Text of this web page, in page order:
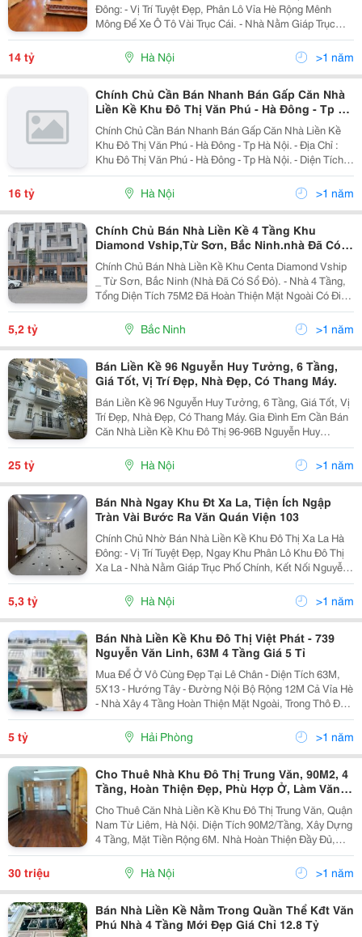
Đông: - Vị Trí Tuyệt Đẹp, Phân Lô Vỉa Hè Rộng Mênh
Mông Để Xe Ô Tô Vài Trục Cái. - Nhà Nằm Giáp Trục
Phố Chính, Kết Nối Nguyễn Xiển - Xa La - Khu Đô Thị
Thanh Hà Cenco 5. - Tiềm Năng Tăng Giá Cực...
14 tỷ Hà Nội >1 năm
Chính Chủ Cần Bán Nhanh Bán Gấp Căn Nhà
Liền Kề Khu Đô Thị Văn Phú - Hà Đông - Tp Hà
Nội.
Chính Chủ Cần Bán Nhanh Bán Gấp Căn Nhà Liền Kề
Khu Đô Thị Văn Phú - Hà Đông - Tp Hà Nội. - Địa Chỉ :
Khu Đô Thị Văn Phú - Hà Đông - Tp Hà Nội. - Diện Tích :
90M2 ( Mặt Tiền 4,5M2) . - Nhà Có Vị Trí Đắc Địa,
Đường Phố Trước Nhà Rộng, Thông Từ Phố...
16 tỷ Hà Nội >1 năm
Chính Chủ Bán Nhà Liền Kề 4 Tầng Khu
Diamond Vship,Từ Sơn, Bắc Ninh.nhà Đã Có
Sổ Đỏ
Chính Chủ Bán Nhà Liền Kề Khu Centa Diamond Vship
_ Từ Sơn, Bắc Ninh (Nhà Đã Có Sổ Đỏ). - Nhà 4 Tầng,
Tổng Diện Tích 75M2 Đã Hoàn Thiện Mặt Ngoài Có Điện
Nước Đầy Đủ Đang Cho Công Nhân Thuê/Làm Vp..... -
Khu Dân Cư Thoáng, An Toàn, Nước, Điện...
5,2 tỷ Bắc Ninh >1 năm
Bán Liền Kề 96 Nguyễn Huy Tưởng, 6 Tầng,
Giá Tốt, Vị Trí Đẹp, Nhà Đẹp, Có Thang Máy.
Bán Liền Kề 96 Nguyễn Huy Tưởng, 6 Tầng, Giá Tốt, Vị
Trí Đẹp, Nhà Đẹp, Có Thang Máy. Gia Đình Em Cần Bán
Căn Nhà Liền Kề Khu Đô Thị 96-96B Nguyễn Huy
Tưởng, Phường Thanh Xuân Trung, Quận Thanh Xuân,
Hà Nội. - Diện Tích 70M&Sup2;, 6 Tầng Mặt Tiền...
25 tỷ Hà Nội >1 năm
Bán Nhà Ngay Khu Đt Xa La, Tiện Ích Ngập
Tràn Vài Bước Ra Văn Quán Viện 103
Chính Chủ Nhờ Bán Nhà Liền Kề Khu Đô Thị Xa La Hà
Đông: - Vị Trí Tuyệt Đẹp, Ngay Khu Phân Lô Khu Đô Thị
Xa La - Nhà Nằm Giáp Trục Phố Chính, Kết Nối Nguyễn
Xiển - Xa La - Khu Đô Thị Thanh Hà Cenco 5. - Tiềm
Năng Tăng Giá Cực Mạnh Khi Hạ Tầng,...
5,3 tỷ Hà Nội >1 năm
Bán Nhà Liền Kề Khu Đô Thị Việt Phát - 739
Nguyễn Văn Linh, 63M 4 Tầng Giá 5 Tỉ
Mua Để Ở Vô Cùng Đẹp Tại Lê Chân - Diện Tích 63M,
5X13 - Hướng Tây - Đường Nội Bộ Rộng 12M Cả Vỉa Hè
- Nhà Xây 4 Tầng Hoàn Thiện Mặt Ngoài, Trong Thô Đã
Có Thang Bộ - Khách Mua Về Hoàn Thiện Theo Ý Muốn
- Có Bảo Vệ 24H - Khu Dân Cư Văn...
5 tỷ Hải Phòng >1 năm
Cho Thuê Nhà Khu Đô Thị Trung Văn, 90M2, 4
Tầng, Hoàn Thiện Đẹp, Phù Hợp Ở, Làm Văn
Phòng.
Cho Thuê Căn Nhà Liền Kề Khu Đô Thị Trung Văn, Quận
Nam Từ Liêm, Hà Nội. Diện Tích 90M2/Tầng, Xây Dựng
4 Tầng, Mặt Tiền Rộng 6M. Nhà Hoàn Thiện Đầy Đủ,
Đẹp, Sẵn Ở Làm Văn Phòng. Đường Trước Nhà Rộng
Rãi, Có Vỉa Hè Để Xe 2 Bên, Ô Tô Đỗ Vài...
30 triệu Hà Nội >1 năm
Bán Nhà Liền Kề Nằm Trong Quần Thể Kđt Văn
Phú Nhà 4 Tầng Mới Đẹp Giá Chỉ 12.8 Tỷ